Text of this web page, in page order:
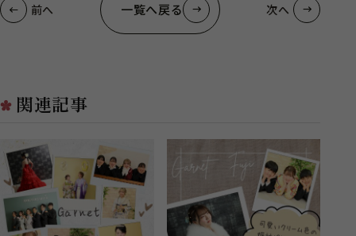
前へ 一覧へ戻る 次へ
関連記事